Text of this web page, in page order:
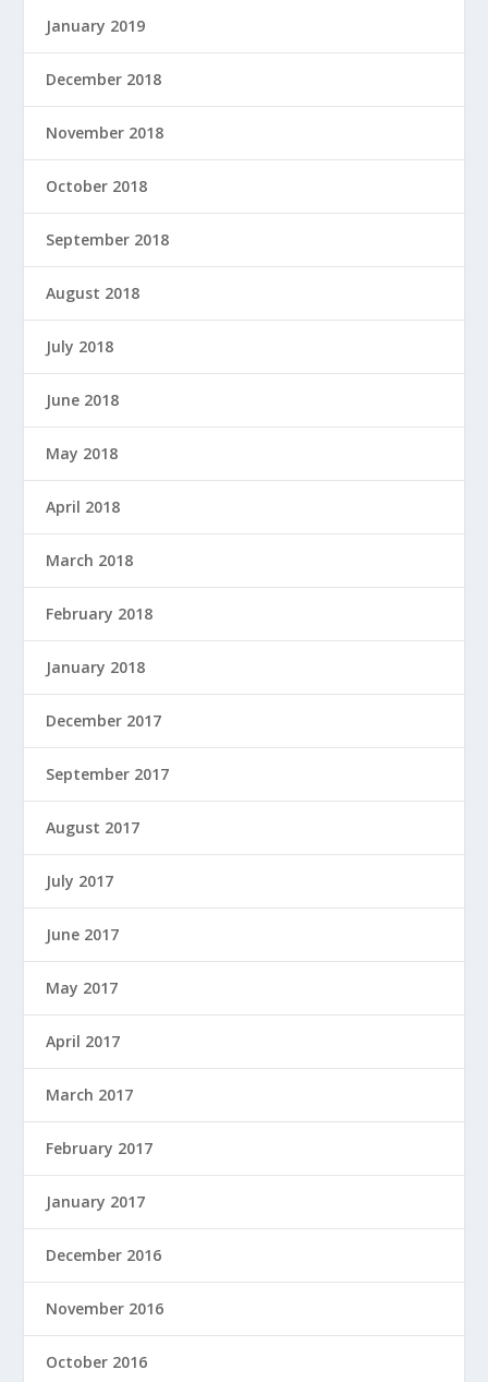
January 2019
December 2018
November 2018
October 2018
September 2018
August 2018
July 2018
June 2018
May 2018
April 2018
March 2018
February 2018
January 2018
December 2017
September 2017
August 2017
July 2017
June 2017
May 2017
April 2017
March 2017
February 2017
January 2017
December 2016
November 2016
October 2016